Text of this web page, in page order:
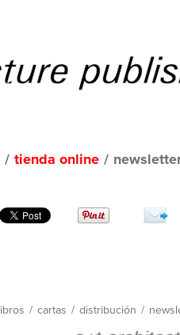
/ tienda online /
libros / cartas / distribución /